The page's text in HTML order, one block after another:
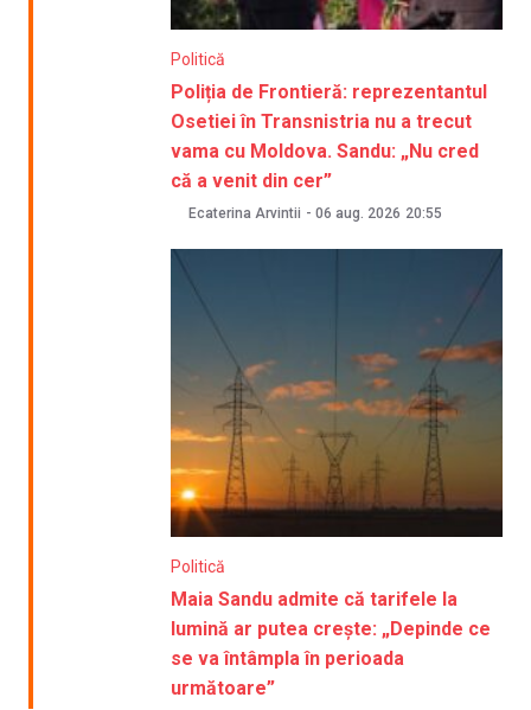
Politică
Poliția de Frontieră: reprezentantul
Osetiei în Transnistria nu a trecut
vama cu Moldova. Sandu: „Nu cred
că a venit din cer”
Ecaterina Arvintii - 06 aug. 2026 20:55
Politică
Maia Sandu admite că tarifele la
lumină ar putea crește: „Depinde ce
se va întâmpla în perioada
următoare”